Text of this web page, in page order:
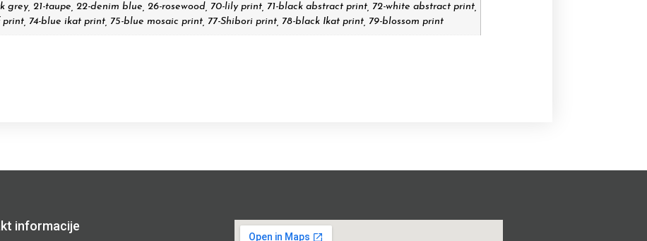
grey, 21-taupe, 22-denim blue, 26-rosewood, 70-lily print, 71-black abstract print, 72-white abstract print,
print, 74-blue ikat print, 75-blue mosaic print, 77-Shibori print, 78-black Ikat print, 79-blossom print
informacije